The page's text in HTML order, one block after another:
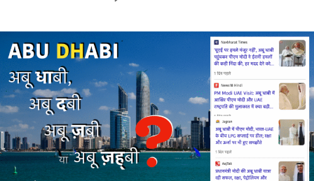
को
अबू
धाबी
लिखना
ग़लत
क्यों
है?